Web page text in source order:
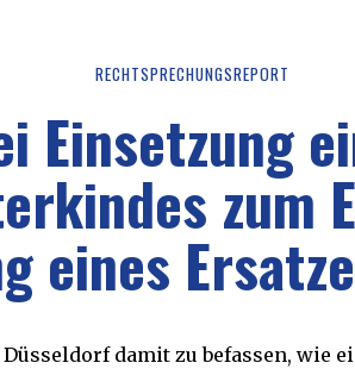
RECHTSPRECHUNGSREPORT
Einsetzung
zum
eines
damit zu befassen, wie